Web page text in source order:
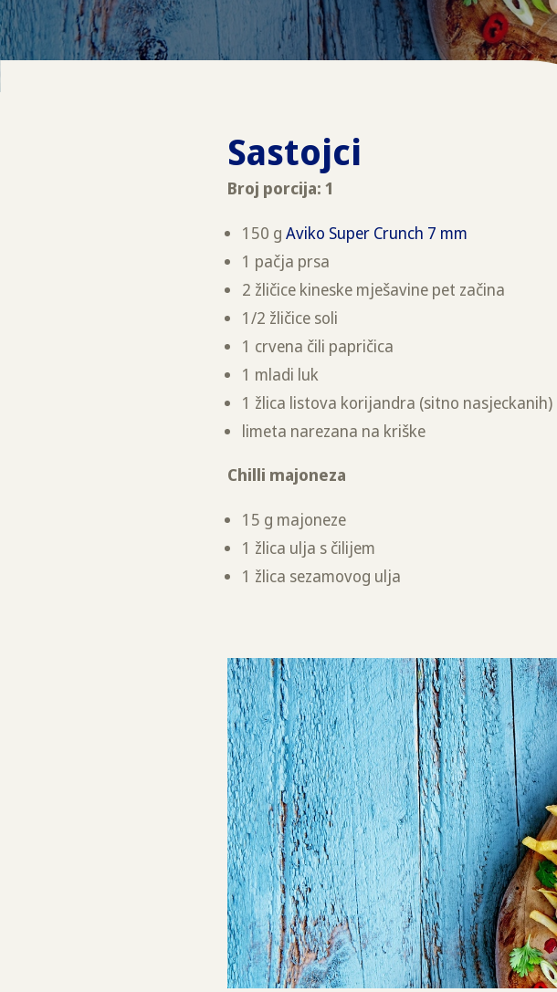
Sastojci
Broj porcija: 1
150 gAviko Super Crunch 7 mm
1 pačja prsa
2 žličice kineske mješavine pet začina
1/2 žličice soli
1 crvena čili papričica
1 mladi luk
1 žlica listova korijandra (sitno nasjeckanih)
limeta narezana na kriške
Chilli majoneza
15 g majoneze
1 žlica ulja s čilijem
1 žlica sezamovog ulja